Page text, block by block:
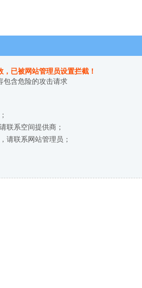
已被网站管理员设置拦截！
包含危险的攻击请求
联系空间提供商；
请联系网站管理员；